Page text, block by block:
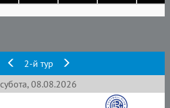
2-й тур
субота, 08.08.2026